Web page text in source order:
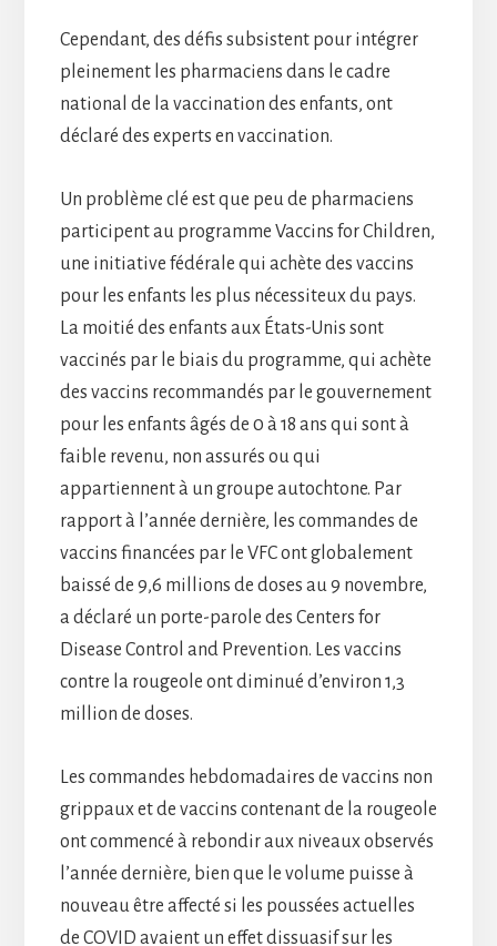
Cependant, des défis subsistent pour intégrer
pleinement les pharmaciens dans le cadre
national de la vaccination des enfants, ont
déclaré des experts en vaccination.
Un problème clé est que peu de pharmaciens
participent au programme Vaccins for Children,
une initiative fédérale qui achète des vaccins
pour les enfants les plus nécessiteux du pays.
La moitié des enfants aux États-Unis sont
vaccinés par le biais du programme, qui achète
des vaccins recommandés par le gouvernement
pour les enfants âgés de 0 à 18 ans qui sont à
faible revenu, non assurés ou qui
appartiennent à un groupe autochtone. Par
rapport à l’année dernière, les commandes de
vaccins financées par le VFC ont globalement
baissé de 9,6 millions de doses au 9 novembre,
a déclaré un porte-parole des Centers for
Disease Control and Prevention. Les vaccins
contre la rougeole ont diminué d’environ 1,3
million de doses.
Les commandes hebdomadaires de vaccins non
grippaux et de vaccins contenant de la rougeole
ont commencé à rebondir aux niveaux observés
l’année dernière, bien que le volume puisse à
nouveau être affecté si les poussées actuelles
de COVID avaient un effet dissuasif sur les